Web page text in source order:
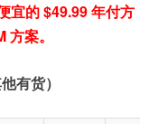
宜的 $49.99 年付方
案。
有货）